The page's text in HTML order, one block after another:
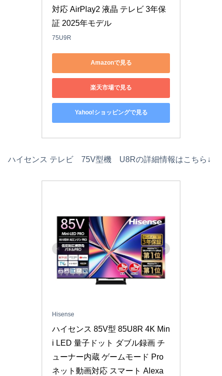
対応 AirPlay2 液晶 テレビ 3年保
証 2025年モデル
75U9R
Amazonで見る
楽天市場で見る
Yahoo!ショッピングで見る
ハイセンス テレビ 75V型機 U8Rの詳細情報はこちら↓
Hisense
ハイセンス 85V型 85U8R 4K Min
i LED 量子ドット ダブル録画 チ
ューナー内蔵 ゲームモード Pro
ネット動画対応 スマート Alexa